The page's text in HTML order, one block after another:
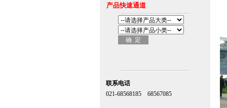
产品快速通道
联系电话
021-68568185 68567085